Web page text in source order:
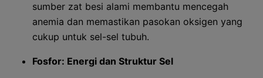
sumber zat besi alami membantu mencegah
anemia dan memastikan pasokan oksigen yang
cukup untuk sel-sel tubuh.
Fosfor: Energi dan Struktur Sel